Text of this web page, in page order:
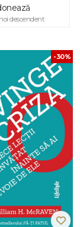
descendent
-30%